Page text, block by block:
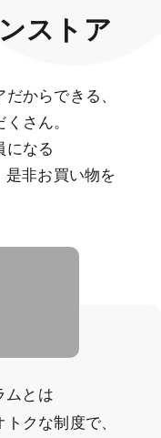
ストア
からできる、
さん。
になる
是非お買い物を
ムとは
クな制度で、